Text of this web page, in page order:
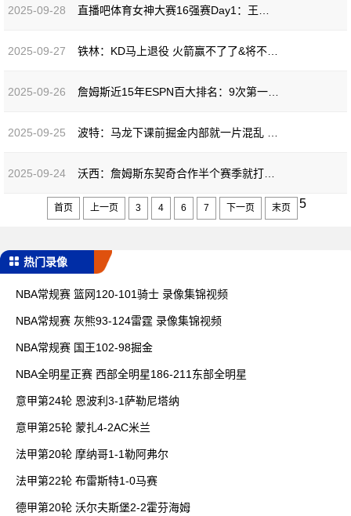
2025-09-28
2025-09-27
2025-09-26
2025-09-25
2025-09-24
首页 上一页 3 4 5
6 7 下一页 末页
热门录像
NBA常规赛 篮网120-101骑士 录像集锦视频
NBA常规赛 灰熊93-124雷霆 录像集锦视频
NBA常规赛 国王102-98掘金
NBA全明星正赛 西部全明星186-211东部全明星
意甲第24轮 恩波利3-1萨勒尼塔纳
意甲第25轮 蒙扎4-2AC米兰
法甲第20轮 摩纳哥1-1勒阿弗尔
法甲第22轮 布雷斯特1-0马赛
德甲第20轮 沃尔夫斯堡2-2霍芬海姆